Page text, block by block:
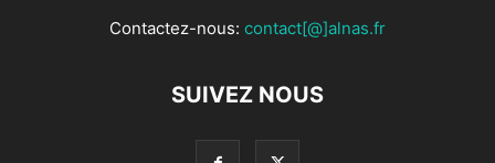
Contactez-nous: contact[@]alnas.fr
SUIVEZ NOUS